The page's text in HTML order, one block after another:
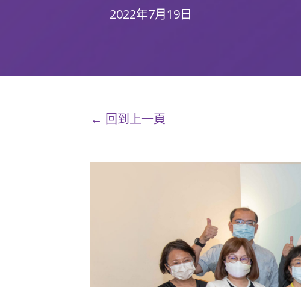
2022年7月19日
← 回到上一頁